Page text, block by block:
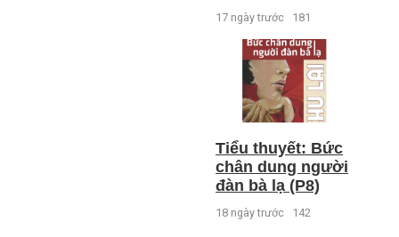
17 ngày trước 181
Tiểu thuyết: Bức
chân dung người
đàn bà lạ (P8)
18 ngày trước 142